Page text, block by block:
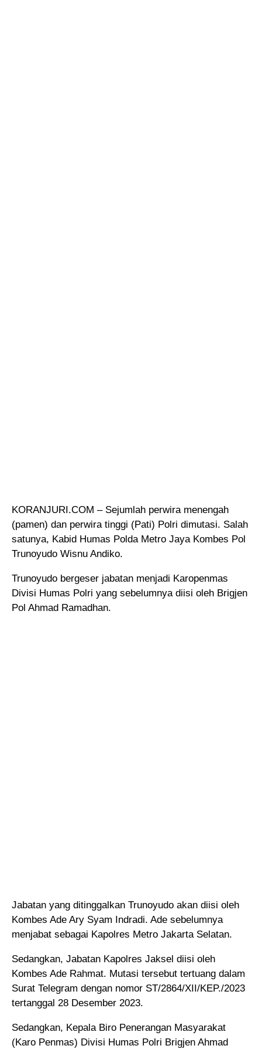
KORANJURI.COM – Sejumlah perwira menengah
(pamen) dan perwira tinggi (Pati) Polri dimutasi. Salah
satunya, Kabid Humas Polda Metro Jaya Kombes Pol
Trunoyudo Wisnu Andiko.
Trunoyudo bergeser jabatan menjadi Karopenmas
Divisi Humas Polri yang sebelumnya diisi oleh Brigjen
Pol Ahmad Ramadhan.
Jabatan yang ditinggalkan Trunoyudo akan diisi oleh
Kombes Ade Ary Syam Indradi. Ade sebelumnya
menjabat sebagai Kapolres Metro Jakarta Selatan.
Sedangkan, Jabatan Kapolres Jaksel diisi oleh
Kombes Ade Rahmat. Mutasi tersebut tertuang dalam
Surat Telegram dengan nomor ST/2864/XII/KEP./2023
tertanggal 28 Desember 2023.
Sedangkan, Kepala Biro Penerangan Masyarakat
(Karo Penmas) Divisi Humas Polri Brigjen Ahmad